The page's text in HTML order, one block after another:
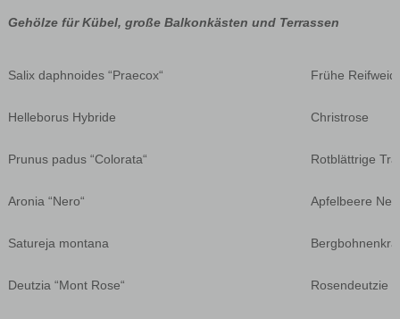
Gehölze für Kübel, große Balkonkästen und Terrassen
Salix daphnoides “Praecox“ Frühe
Helleborus Hybride Christrose
Prunus padus “Colorata“ Rotblättrige
Aronia “Nero“ Apfelbeere
Satureja montana
Deutzia “Mont Rose“ Rosendeutzie